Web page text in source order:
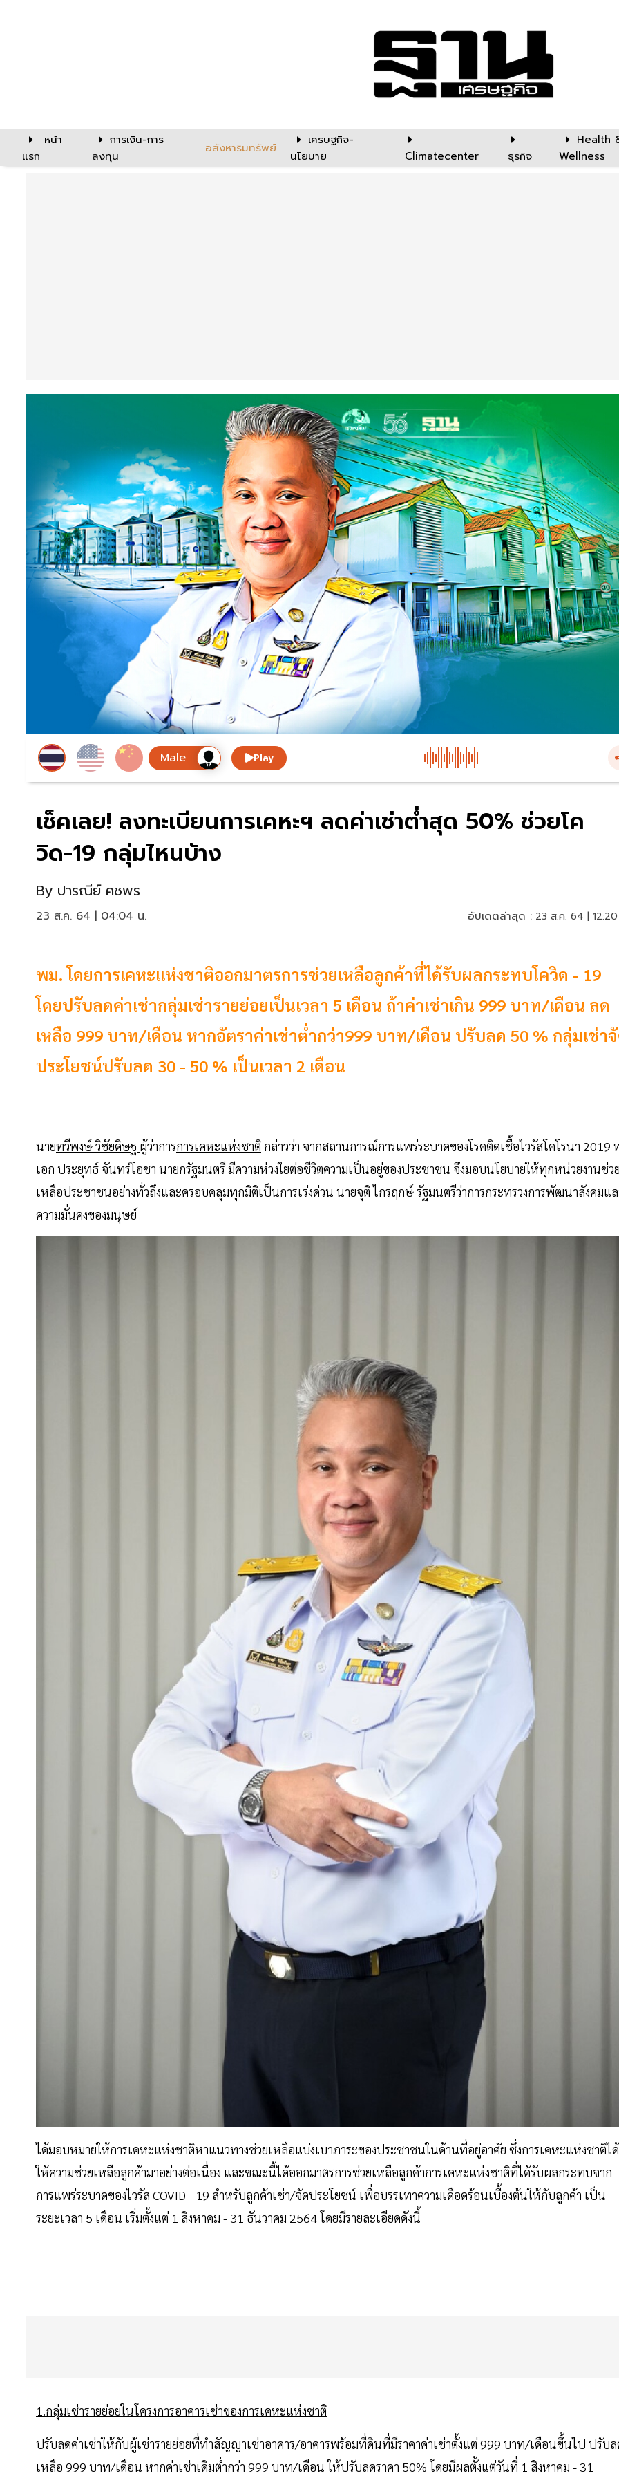
หน้า
แรก
การเงิน-การ
ลงทุน
อสังหาริมทรัพย์
เศรษฐกิจ-
นโยบาย
Climatecenter ธุรกิจ
Health
Wellness
Play
เช็คเลย! ลงทะเบียนการเคหะฯ ลดค่าเช่าต่ำสุด 50% ช่วยโค
วิด-19 กลุ่มไหนบ้าง
By ปารณีย์ คชพร
23 ส.ค. 64 | 04:04 น. อัปเดตล่าสุด : 23 ส.ค. 64 |
พม. โดยการเคหะแห่งชาติออกมาตรการช่วยเหลือลูกค้าที่ได้รับผลกระทบโควิด - 19
โดยปรับลดค่าเช่ากลุ่มเช่ารายย่อยเป็นเวลา 5 เดือน ถ้าค่าเช่าเกิน 999 บาท/เดือน ลด
เหลือ 999 บาท/เดือน หากอัตราค่าเช่าต่ำกว่า999 บาท/เดือน ปรับลด 50 % กลุ่มเช่า
ประโยชน์ปรับลด 30 - 50 % เป็นเวลา 2 เดือน
นายทวีพงษ์ วิชัยดิษฐ ผู้ว่าการการเคหะแห่งชาติ กล่าวว่า จากสถานการณ์การแพร่ระบาดของโรคติดเชื้อไวรัสโคโรนา 2019
เอก ประยุทธ์ จันทร์โอชา นายกรัฐมนตรี มีความห่วงใยต่อชีวิตความเป็นอยู่ของประชาชน จึงมอบนโยบายให้ทุกหน่วยงานช่ว
เหลือประชาชนอย่างทั่วถึงและครอบคลุมทุกมิติเป็นการเร่งด่วน นายจุติ ไกรฤกษ์ รัฐมนตรีว่าการกระทรวงการพัฒนาสังคมแ
ความมั่นคงของมนุษย์
ได้มอบหมายให้การเคหะแห่งชาติหาแนวทางช่วยเหลือแบ่งเบาภาระของประชาชนในด้านที่อยู่อาศัย ซึ่งการเคหะแห่งชาติได้
ให้ความช่วยเหลือลูกค้ามาอย่างต่อเนื่อง และขณะนี้ได้ออกมาตรการช่วยเหลือลูกค้าการเคหะแห่งชาติที่ได้รับผลกระทบจาก
การแพร่ระบาดของไวรัสCOVID - 19 สำหรับลูกค้าเช่า/จัดประโยชน์ เพื่อบรรเทาความเดือดร้อนเบื้องต้นให้กับลูกค้า เป็น
ระยะเวลา 5 เดือน เริ่มตั้งแต่ 1 สิงหาคม - 31 ธันวาคม 2564 โดยมีรายละเอียดดังนี้
1.กลุ่มเช่ารายย่อยในโครงการอาคารเช่าของการเคหะแห่งชาติ
ปรับลดค่าเช่าให้กับผู้เช่ารายย่อยที่ทำสัญญาเช่าอาคาร/อาคารพร้อมที่ดินที่มีราคาค่าเช่าตั้งแต่ 999 บาท/เดือนขึ้นไป ปรับ
เหลือ 999 บาท/เดือน หากค่าเช่าเดิมต่ำกว่า 999 บาท/เดือน ให้ปรับลดราคา 50% โดยมีผลตั้งแต่วันที่ 1 สิงหาคม - 31